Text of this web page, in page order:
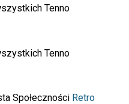
Tenno
Tenno
Społeczności Retro